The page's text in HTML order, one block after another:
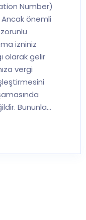
Number)
önemli
izniniz
olarak gelir
vergi
Bununla…